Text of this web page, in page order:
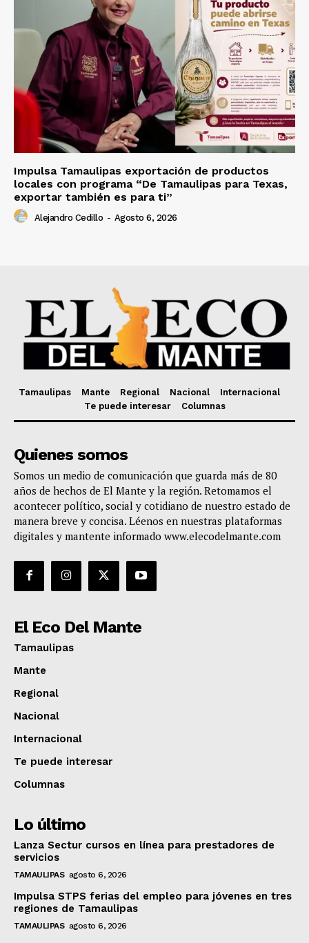
Impulsa Tamaulipas exportación de productos
locales con programa “De Tamaulipas para Texas,
exportar también es para ti”
Alejandro Cedillo - Agosto 6, 2026
Tamaulipas Mante Regional Nacional
Internacional
Te puede interesar
Columnas
Quienes somos
Somos un medio de comunicación que guarda más de 80
años de hechos de El Mante y la región. Retomamos el
acontecer político, social y cotidiano de nuestro estado de
manera breve y concisa. Léenos en nuestras plataformas
digitales y mantente informado www.elecodelmante.com
El Eco Del Mante
Tamaulipas
Mante
Regional
Nacional
Internacional
Te puede interesar
Columnas
Lo último
Lanza Sectur cursos en línea para prestadores de
servicios
TAMAULIPAS agosto 6, 2026
Impulsa STPS ferias del empleo para jóvenes en tres
regiones de Tamaulipas
TAMAULIPAS agosto 6, 2026